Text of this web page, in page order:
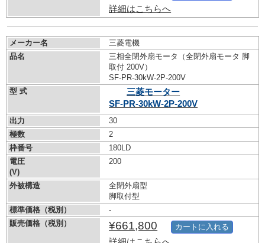
詳細はこちらへ
メーカー名
三菱電機
品名
三相全閉外扇モータ（全閉外扇モータ 脚
取付 200V）
SF-PR-30kW-2P-200V
型 式
三菱モーター
SF-PR-30kW-2P-200V
出力
30
極数
2
枠番号
180LD
電圧
(V)
200
外被構造
全閉外扇型
脚取付型
標準価格（税別）
-
販売価格（税別）
¥661,800 カートに入れる